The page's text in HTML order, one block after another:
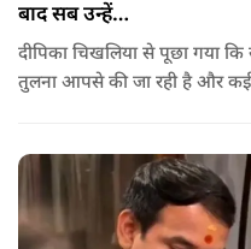
बाद सब उन्हें…
दीपिका चिखलिया से पूछा गया
तुलना आपसे की जा रही है और कई
के प्यार के रूप में देखती हैं.